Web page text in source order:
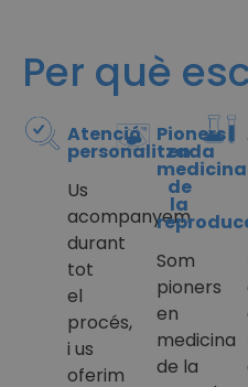
Per què
Atenció
personalitzada
Us
acompanyem
durant
tot
el
procés,
i us
oferim
Pioners
en
medicina
de
la
Som
pioners
en
medicina
de la